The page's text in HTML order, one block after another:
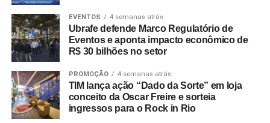
EVENTOS 4 semanas atrás
Ubrafe defende Marco Regulatório de
Eventos e aponta impacto econômico de
R$ 30 bilhões no setor
PROMOÇÃO 4 semanas atrás
TIM lança ação “Dado da Sorte” em loja
conceito da Oscar Freire e sorteia
ingressos para o Rock in Rio